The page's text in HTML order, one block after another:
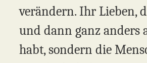
verändern. Ihr Lieben,
und dann ganz anders
habt, sondern die